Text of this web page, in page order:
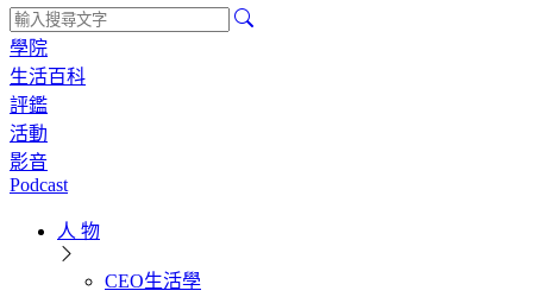
學院
生活百科
評鑑
活動
影音
Podcast
人 物
CEO生活學